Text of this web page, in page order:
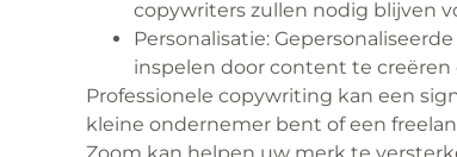
copywriters zullen nodig blijven
Personalisatie:
inspelen door content te
Professionele copywriting kan een
kleine ondernemer bent of een